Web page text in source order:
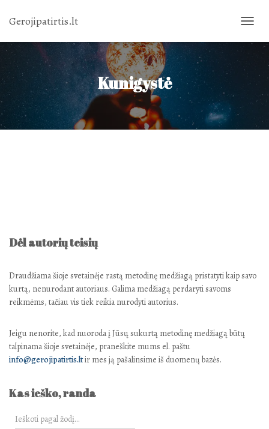
Gerojipatirtis.lt
Kunigystė
Dėl autorių teisių
Draudžiama šioje svetainėje rastą metodinę medžiagą pristatyti kaip savo
kurtą, nenurodant autoriaus. Galima medžiagą perdaryti savoms
reikmėms, tačiau vis tiek reikia nurodyti autorius.
Jeigu nenorite, kad nuoroda į Jūsų sukurtą metodinę medžiagą būtų
talpinama šioje svetainėje, praneškite mums el. paštu
info@gerojipatirtis.ltir mes ją pašalinsime iš duomenų bazės.
Kas ieško, randa